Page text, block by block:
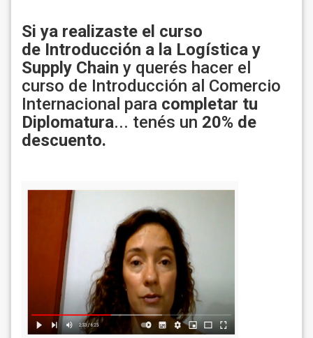
Si ya realizaste el curso
de Introducción a la Logística y
Supply Chain y querés hacer el
curso de Introducción al Comercio
Internacional para completar tu
Diplomatura... tenés un 20% de
descuento.